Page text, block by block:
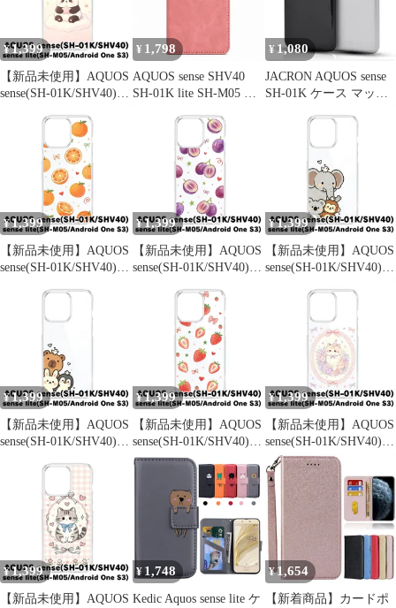
cat28-sh01k-580
¥1,399
【新品未使用】AQUOS
sense(SH-01K/SHV40)
(雲上のパンダ) パンダ
雲 星 月 イラスト グラ
デーション かわいい 韓
国 cl-cat30-sh01k-587
¥ 1,798
AQUOS sense SHV40
SH-01K lite SH-M05 ケ
ルトなし SH-01Kケー
ス SH-01Kカバー
SHV40ケース SHV40カ
バー "q-2m-21
¥ 1,080
JACRON AQUOS sense
SH-01K ケース マット
ラップホール付きアク
オス センス SHV40 カ
バー 超薄型 軽量 擦り
傷防止 落下防止 滑り止
め TPUケース 指紋防止
(MJO-JAC-C327)
¥1,399
【新品未使用】AQUOS
sense(SH-01K/SHV40)
(みかん総柄) オレンジ
橙 リボン みかん フル
ーツ 総柄 かわいい 韓
国 cl-cat28-sh01k-578
¥1,399
【新品未使用】AQUOS
sense(SH-01K/SHV40)
(ぶどう総柄) ぶどう 葡
萄 リボン 巨峰 フルー
ツ 総柄 かわいい 韓国
cl-cat28-sh01k-577
¥1,399
【新品未使用】AQUOS
sense(SH-01K/SHV40)
(ひょっこり仲間達4) ひ
ょっこり ゾウ コアラ
さる 鳥 かわいい 韓国
cl-cat29-sh01k-584
¥1,399
【新品未使用】AQUOS
sense(SH-01K/SHV40)
(ひょっこり仲間達2) ひ
ょっこり カピバラ うさ
ぎ ペンギン 鳥 かわい
い 韓国 cl-cat29-sh01k-
¥1,399
【新品未使用】AQUOS
sense(SH-01K/SHV40)
クリア ハードケース
(いちご総柄) いちご 苺
リボン ストローベリー
フルーツ 総柄 かわいい
韓国 cl-cat28-sh01k-576
¥1,399
【新品未使用】AQUOS
sense(SH-01K/SHV40)
クリア ハードケース
(花輪ねこ) 猫 花輪 レー
ス リボン かわいい 韓
国 cl-cat31-sh01k-591
¥1,399
【新品未使用】AQUOS
¥ 1,748
Kedic Aquos sense lite ケ
¥1,654
【新着商品】カードポ